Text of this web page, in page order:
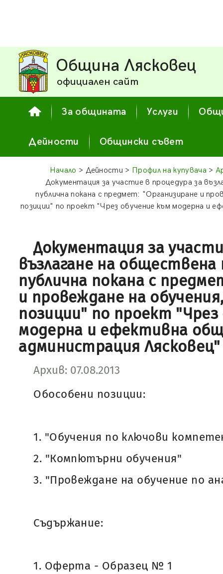
Община Лясковец
официален сайт
За общината Услуги
Дейности Общински съвет
Начало > Дейности > Профил на купувача >
Документация за участие в процедура за
публична покана с предмет: "Организиране и
позиции" по проект "Чрез обучение към модерна и
Документация за
възлагане на обществена
публична покана с
и провеждане на
позиции" по проект "Чрез
модерна и ефективна
администрация Лясковец"
Архив: 07.08.2013
Обособени позиции:
1. "Обучения по ключови
2. "Компютърни обучения"
3. "Провеждане на обучение по
Съдържание:
1. Оферта - Образец № 1